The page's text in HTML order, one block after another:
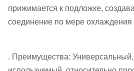
прижимается к подложке,
соединение по мере охлаждения
. Преимущества: